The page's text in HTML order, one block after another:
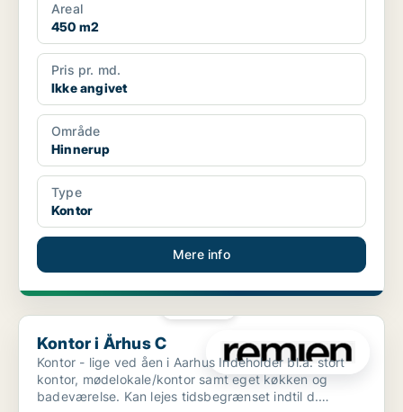
Areal
450 m2
Pris pr. md.
Ikke angivet
Område
Hinnerup
Type
Kontor
Mere info
Kontor i Århus C
Kontor i Århus C
Kontor - lige ved åen i Aarhus Indeholder bl.a. stort
kontor, mødelokale/kontor samt eget køkken og
badeværelse. Kan lejes tidsbegrænset indtil d.